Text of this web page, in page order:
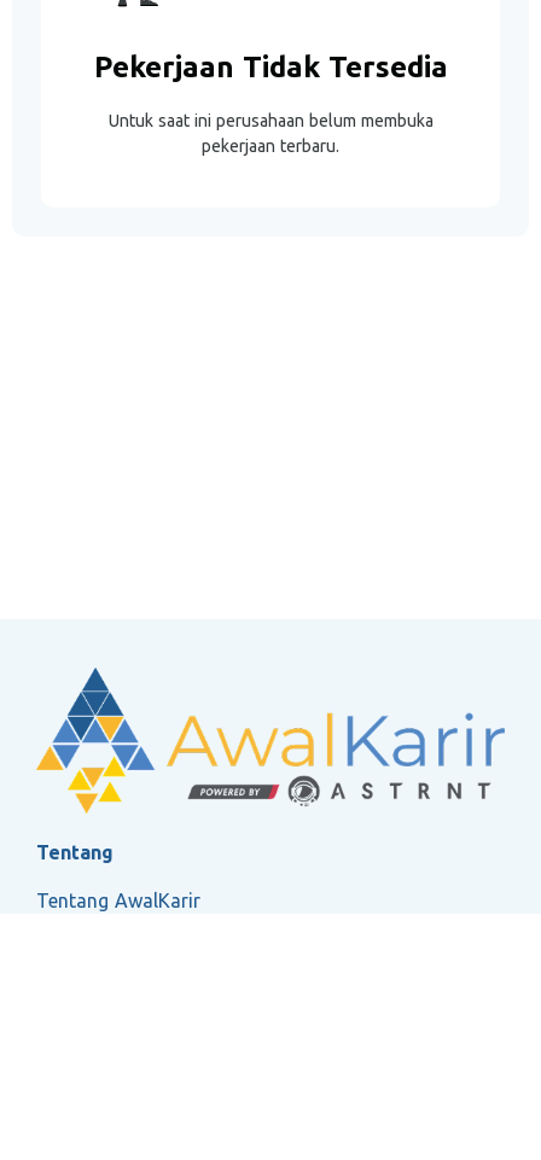
Pekerjaan Tidak Tersedia
Untuk saat ini perusahaan belum membuka
pekerjaan terbaru.
Tentang
Tentang AwalKarir